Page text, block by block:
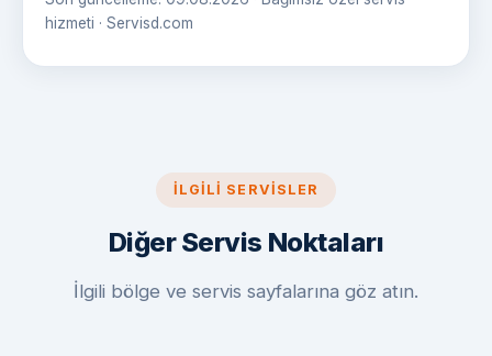
hizmeti · Servisd.com
İLGILI SERVISLER
Diğer Servis Noktaları
İlgili bölge ve servis sayfalarına göz atın.